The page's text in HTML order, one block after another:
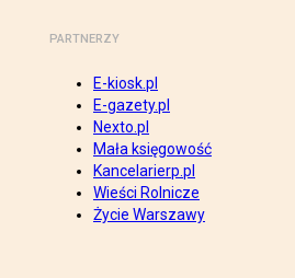
PARTNERZY
E-kiosk.pl
E-gazety.pl
Nexto.pl
Mała księgowość
Kancelarierp.pl
Wieści Rolnicze
Życie Warszawy